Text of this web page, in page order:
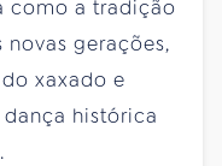
como a tradição
novas gerações,
xaxado e
histórica